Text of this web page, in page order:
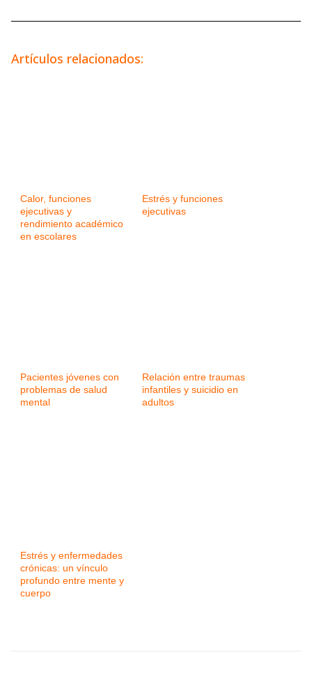
Artículos relacionados:
Calor, funciones
ejecutivas y
rendimiento académico
en escolares
Estrés y funciones
ejecutivas
Pacientes jóvenes con
problemas de salud
mental
Relación entre traumas
infantiles y suicidio en
adultos
Estrés y enfermedades
crónicas: un vínculo
profundo entre mente y
cuerpo